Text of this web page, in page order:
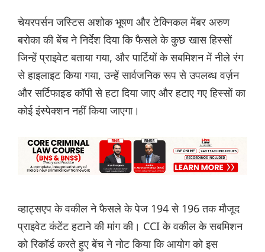
चेयरपर्सन जस्टिस अशोक भूषण और टेक्निकल मेंबर अरुण
बरोका की बेंच ने निर्देश दिया कि फैसले के कुछ खास हिस्सों
जिन्हें प्राइवेट बताया गया, और पार्टियों के सबमिशन में नीले रंग
से हाइलाइट किया गया, उन्हें सार्वजनिक रूप से उपलब्ध वर्ज़न
और सर्टिफाइड कॉपी से हटा दिया जाए और हटाए गए हिस्सों का
कोई इंस्पेक्शन नहीं किया जाएगा।
व्हाट्सएप के वकील ने फैसले के पेज 194 से 196 तक मौजूद
प्राइवेट कंटेंट हटाने की मांग की। CCI के वकील के सबमिशन
को रिकॉर्ड करते हुए बेंच ने नोट किया कि आयोग को इस